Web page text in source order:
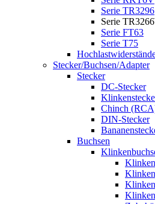
Serie TR3296
Serie
Serie FT63
Serie T75
Stecker/Buchsen/Adapter
Stecker
DC-Stecker
Chinch
DIN-Stecker
Buchsen